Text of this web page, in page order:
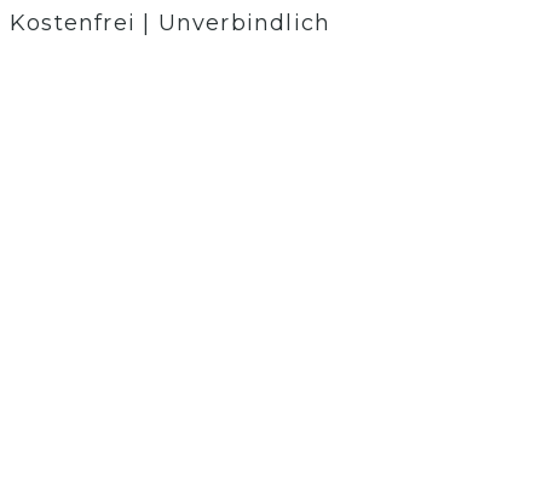
Kostenfrei | Unverbindlich